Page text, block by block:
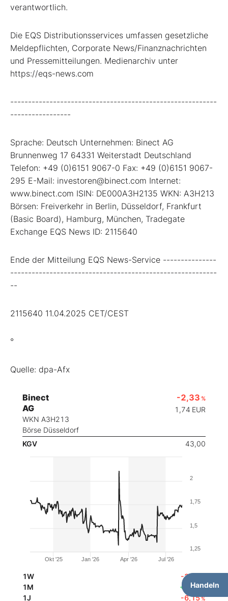
verantwortlich.
Die EQS Distributionsservices umfassen gesetzliche
Meldepflichten, Corporate News/Finanznachrichten
und Pressemitteilungen. Medienarchiv unter
https://eqs-news.com
----------------------------------------------------------
-----------------
Sprache: Deutsch Unternehmen: Binect AG
Brunnenweg 17 64331 Weiterstadt Deutschland
Telefon: +49 (0)6151 9067-0 Fax: +49 (0)6151 9067-
295 E-Mail: investoren@binect.com Internet:
www.binect.com ISIN: DE000A3H2135 WKN: A3H213
Börsen: Freiverkehr in Berlin, Düsseldorf, Frankfurt
(Basic Board), Hamburg, München, Tradegate
Exchange EQS News ID: 2115640
Ende der Mitteilung EQS News-Service ---------------
----------------------------------------------------------
--
2115640 11.04.2025 CET/CEST
°
Quelle: dpa-Afx
Binect
AG
WKN A3H213
Börse Düsseldorf
-2,33 %
1,74 EUR
KGV 43,00
Handeln
Okt '25 Jan '26 Apr '26 Jul '26
1,25
1,5
1,75
2
1W -2,33
1M +4,35%
1J -6,15%